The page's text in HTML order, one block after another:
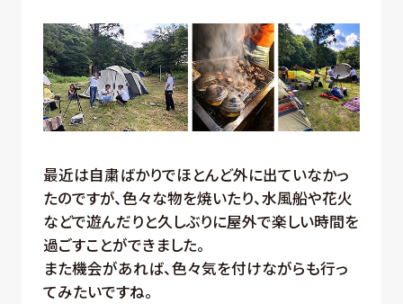
最近は自粛ばかりでほとんど外に出ていなかっ
たのですが、色々な物を焼いたり、水風船や花火
などで遊んだりと久しぶりに屋外で楽しい時間を
過ごすことができました。
また機会があれば、色々気を付けながらも行っ
てみたいですね。